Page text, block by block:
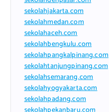
sekolahjakarta.com
sekolahmedan.com
sekolahaceh.com
sekolahbengkulu.com
sekolahpangkalpinang.com
sekolahtanjungpinang.com
sekolahsemarang.com
sekolahyogyakarta.com
sekolahpadang.com